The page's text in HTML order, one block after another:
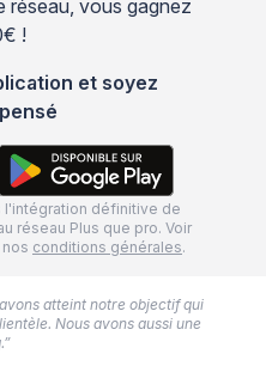
réseau, vous gagnez
!
et soyez
l'intégration définitive de
réseau Plus que pro. Voir
conditions générales.
atteint notre objectif qui
Nous avons aussi une